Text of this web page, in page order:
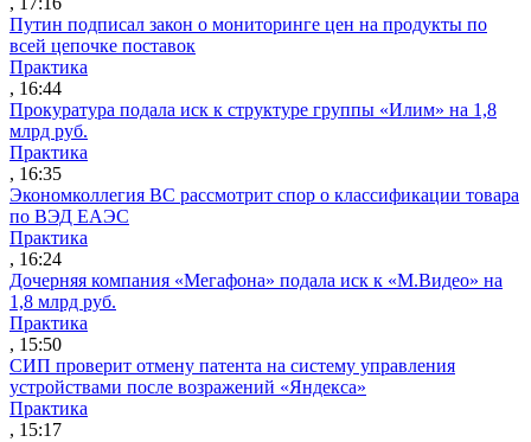
Путин подписал закон о мониторинге цен на продукты по
всей цепочке поставок
Практика
, 16:44
Прокуратура подала иск к структуре группы «Илим» на 1,8
млрд руб.
Практика
, 16:35
Экономколлегия ВС рассмотрит спор о классификации товара
по ВЭД ЕАЭС
Практика
, 16:24
Дочерняя компания «Мегафона» подала иск к «М.Видео» на
1,8 млрд руб.
Практика
, 15:50
СИП проверит отмену патента на систему управления
устройствами после возражений «Яндекса»
Практика
, 15:17